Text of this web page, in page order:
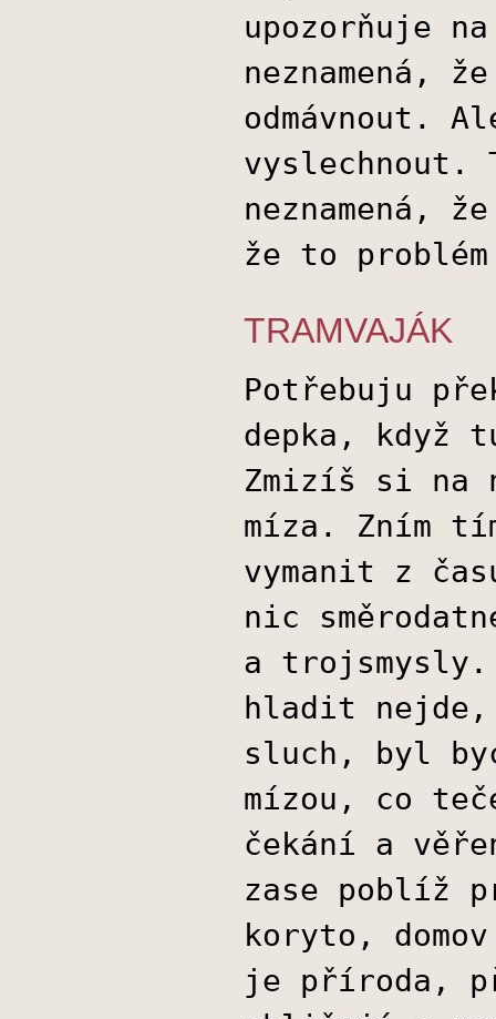
upozorňuje
neznamená,
odmávnout.
vyslechnout.
neznamená,
že to
TRAMVAJÁK
Potřebuju
depka, když
Zmizíš si na
míza. Zním
vymanit z
nic
a
hladit nejde,
sluch, byl
mízou, co
čekání a
zase poblíž
koryto,
je příroda,